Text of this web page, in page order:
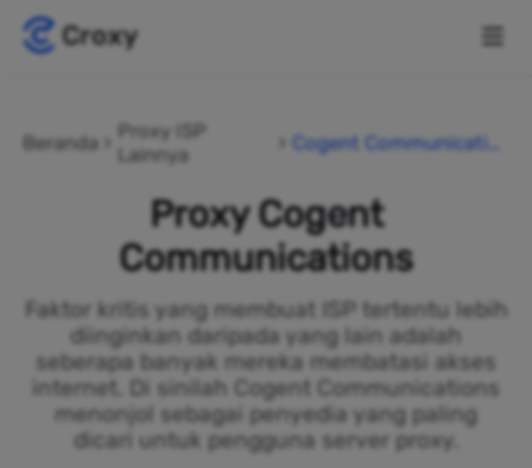
Beranda
Proxy ISP
Lainnya
Cogent Communicatio
Proxy Cogent
Communications
Faktor kritis yang membuat ISP tertentu lebih
diinginkan daripada yang lain adalah
seberapa banyak mereka membatasi akses
internet. Di sinilah Cogent Communications
menonjol sebagai penyedia yang paling
dicari untuk pengguna server proxy.